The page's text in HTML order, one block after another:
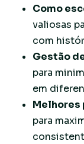
Como
valiosas
com
Gestão
para
em
Melhores
para